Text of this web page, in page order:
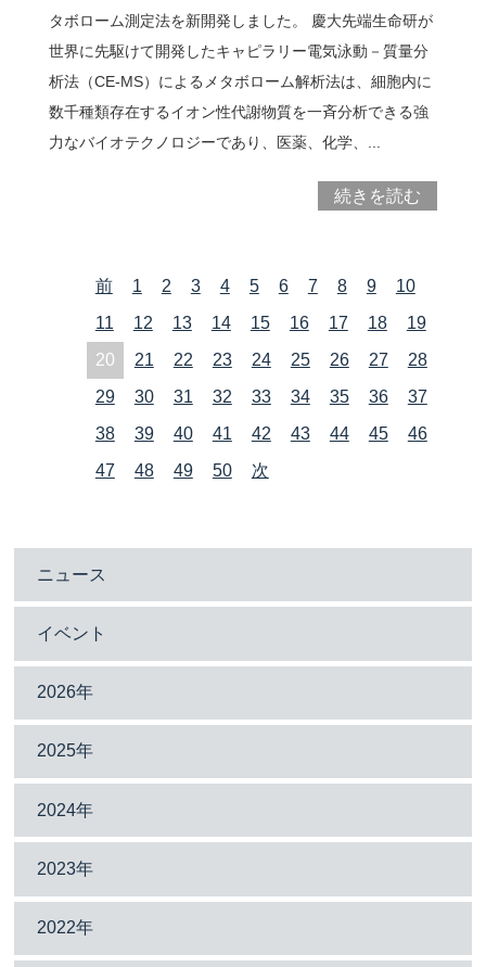
タボローム測定法を新開発しました。 慶大先端生命研が
世界に先駆けて開発したキャピラリー電気泳動－質量分
析法（CE-MS）によるメタボローム解析法は、細胞内に
数千種類存在するイオン性代謝物質を一斉分析できる強
力なバイオテクノロジーであり、医薬、化学、...
続きを読む
前 1 2 3 4 5 6 7 8 9
10
11
12 13 14 15 16 17 18
19
20
21 22 23 24 25 26 27
28
29
30 31 32 33 34 35 36
37
38
39 40 41 42 43 44 45
46
47
48 49 50 次
ニュース
イベント
2026年
2025年
2024年
2023年
2022年